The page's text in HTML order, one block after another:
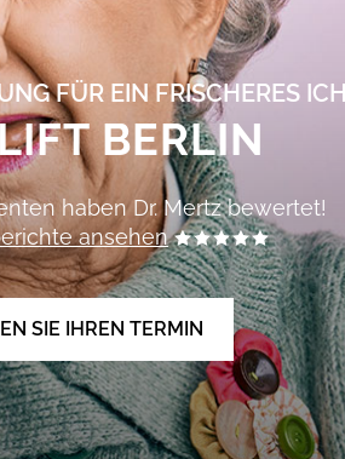
FÜR EIN FRISCHERES
BERLIN
haben Dr. Mertzbewertet!
ansehen
SIE IHREN TERMIN